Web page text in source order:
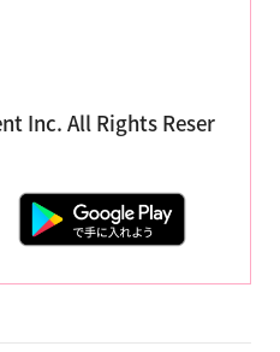
Inc. All Rights Reser